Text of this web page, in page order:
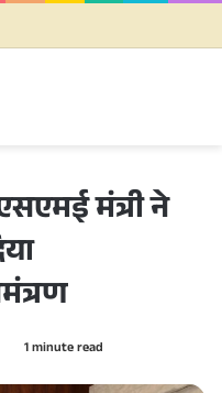
मंत्री ने
1 minute read